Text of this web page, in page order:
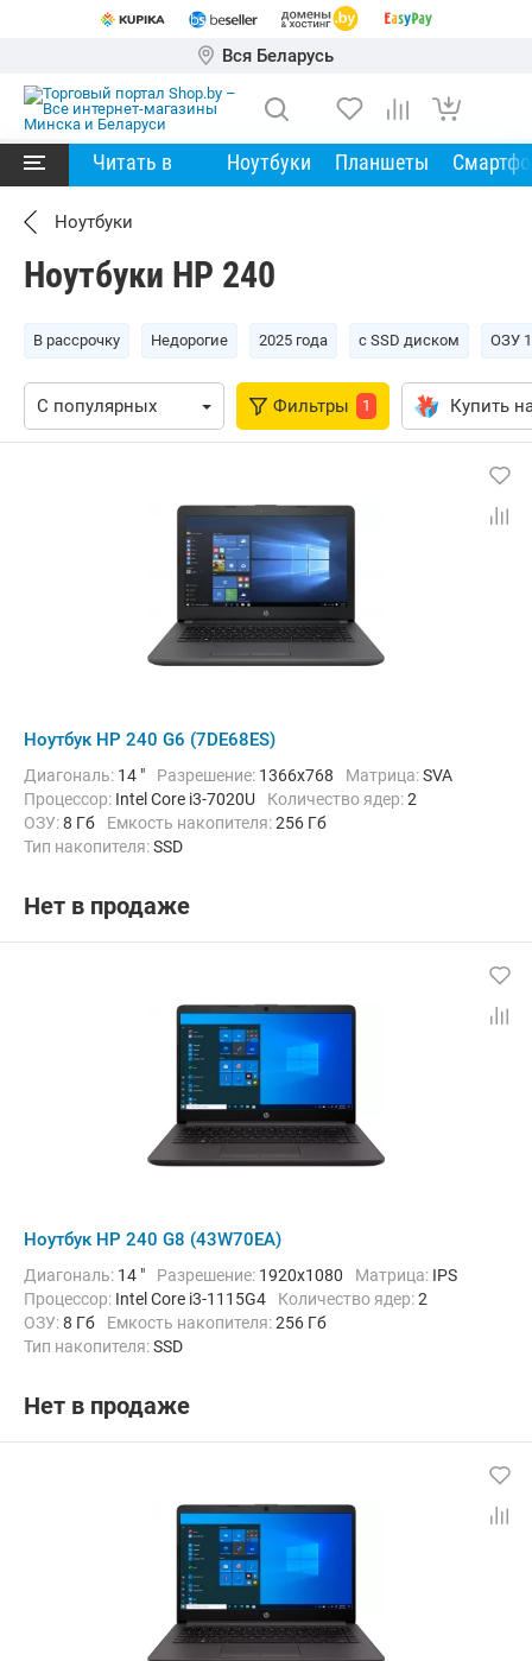
Вся Беларусь
Читать в Ноутбуки Планшеты
Ноутбуки
Ноутбуки HP 240
В рассрочку Недорогие 2025 года с SSD диском ОЗУ
Фильтры 1 Купить
Ноутбук HP 240 G6 (7DE68ES)
Диагональ: 14 " Разрешение: 1366x768 Матрица:SVA
Процессор: Intel Core i3-7020U Количество ядер:2
ОЗУ:8 Гб Емкость накопителя:256 Гб
Тип накопителя:SSD
Операционная система:
Нет в продаже
Ноутбук HP 240 G8 (43W70EA)
Диагональ: 14 " Разрешение: 1920x1080 Матрица: IPS
Процессор: Intel Core i3-1115G4 Количество ядер:2
ОЗУ:8 Гб Емкость накопителя:256 Гб
Тип накопителя:SSD
Операционная система:
Нет в продаже